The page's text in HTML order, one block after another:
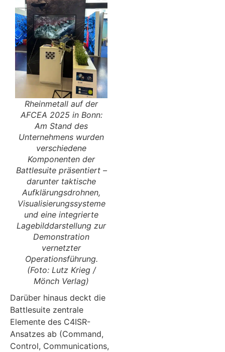
Rheinmetall auf der
AFCEA 2025 in Bonn:
Am Stand des
Unternehmens wurden
verschiedene
Komponenten der
Battlesuite präsentiert –
darunter taktische
Aufklärungsdrohnen,
Visualisierungssysteme
und eine integrierte
Lagebilddarstellung zur
Demonstration
vernetzter
Operationsführung.
(Foto: Lutz Krieg /
Mönch Verlag)
Darüber hinaus deckt die
Battlesuite zentrale
Elemente des C4ISR-
Ansatzes ab (Command,
Control, Communications,